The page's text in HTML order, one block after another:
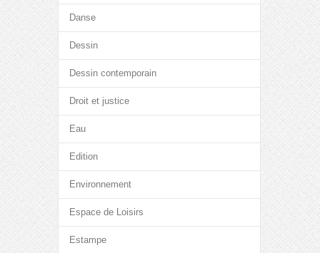
Danse
Dessin
Dessin contemporain
Droit et justice
Eau
Edition
Environnement
Espace de Loisirs
Estampe